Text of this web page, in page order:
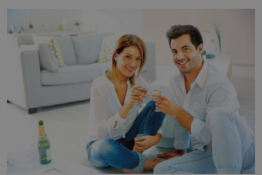
okurky ✿ 2 rajčata Zálivka: ✿ 4 lžíce olivového oleje ✿ 1
lžíci citronové šťávy ✿ ½ stroužku